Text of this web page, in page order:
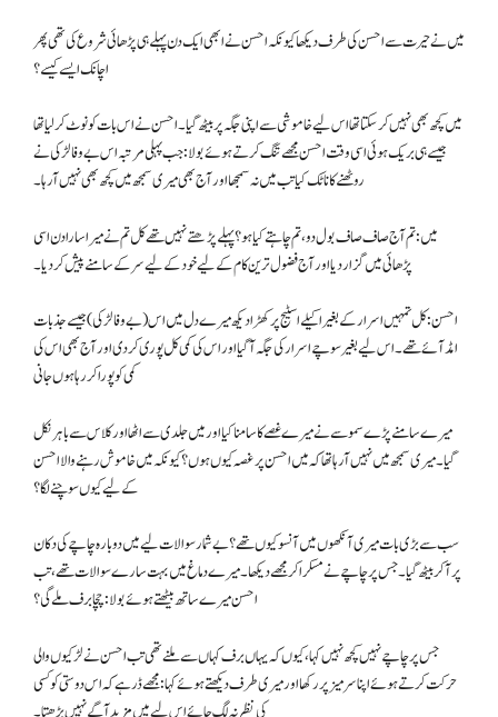
میں نے حیرت سے احسن کی طرف دیکھا کیونکہ احسن نے ابھی ایک دن پہلے ہی پڑھائی شروع کی تھی پھر
اچانک ایسے کیسے؟
میں کچھ بھی نہیں کرسکتا تھا اس لیے خاموشی سے اپنی جگہ پر بیٹھ گیا۔ احسن نے اس بات کو نوٹ کرلیا تھا
جیسے ہی بریک ہوئی اسی وقت احسن مجھے تنگ کرتے ہوئے بولا: جب پہلی مرتبہ اس بے وفا لڑکی نے
روٹھنے کا ناٹک کیا تب میں نہ سمجھا اور آج بھی میری سمجھ میں کچھ بھی نہیں آرہا۔
میں: تم آج صاف صاف بول دو، تم چاہتے کیا ہو؟ پہلے پڑھتے نہیں تھے کل تم نے میرا سارا دن اسی
پڑھائی میں گزار دیا اور آج فضول ترین کام کے لیے خود کے لیے سر کے سامنے پیش کردیا۔
احسن: کل تمہیں اسرار کے بغیر اکیلے اسٹیج پر کھڑا دیکھ میرے دل میں اس (بے وفا لڑکی) جیسے جذبات
امڈ آئے تھے۔ اس لیے بغیر سوچے اسرار کی جگہ آگیا اور اس کی کمی کل پوری کردی اور آج بھی اس کی
کمی کو پورا کررہا ہوں جانی
میرے سامنے پڑے سموسے نے میرے غصے کا سامنا کیا اور میں جلدی سے اٹھا اور کلاس سے باہر نکل
گیا۔ میری سمجھ میں نہیں آرہا تھا کہ میں احسن پر غصہ کیوں ہوں؟ کیونکہ میں خاموش رہنے والا احسن
کے لیے کیوں سوچنے لگا؟
سب سے بڑی بات میری آنکھوں میں آنسو کیوں تھے؟ بے شمار سوالات لیے میں دوبارہ چاچے کی دکان
پر آکر بیٹھ گیا۔ جس پر چاچے نے مسکرا کر مجھے دیکھا۔ میرے دماغ میں بہت سارے سوالات تھے، تب
احسن میرے ساتھ بیٹھتے ہوئے بولا: چچا برف ملے گی؟
جس پر چاچے نہیں کچھ نہیں کہا، کیوں کہ یہاں برف کہاں سے ملنے تھی تب احسن نے لڑکیوں والی
حرکت کرتے ہوئے اپنا سر میز پر رکھا اور میری طرف دیکھتے ہوئے کہا: مجھے ڈر ہے کہ اس دوستی کو کسی
کی نظر نہ لگ جائے اس لیے میں مزید آگے نہیں بڑھتا۔